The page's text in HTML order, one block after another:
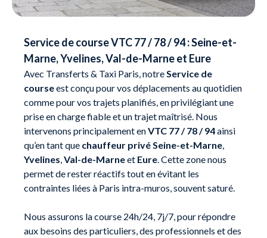
Service de course VTC 77 / 78 / 94 : Seine-et-
Marne, Yvelines, Val-de-Marne et Eure
Avec Transferts & Taxi Paris, notreService de
courseest conçu pour vos déplacements au quotidien
comme pour vos trajets planifiés, en privilégiant une
prise en charge fiable et un trajet maîtrisé. Nous
intervenons principalement enVTC 77 / 78 / 94ainsi
qu’en tant que chauffeur privé Seine-et-Marne,
Yvelines,Val-de-Marneet Eure. Cette zone nous
permet de rester réactifs tout en évitant les
contraintes liées à Paris intra-muros, souvent saturé.
Nous assurons la course 24h/24, 7j/7, pour répondre
aux besoins des particuliers, des professionnels et des